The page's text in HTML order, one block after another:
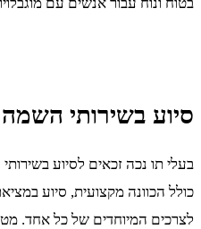
סיוע בשירותי
בעלי תו נכה זכאים לסיוע
כולל הכוונה מקצועית, סיוע
לצרכים המיוחדים של כל אחד.